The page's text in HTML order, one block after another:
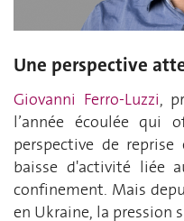
Une perspective
Giovanni Ferro-Luzzi,
l’année écoulée qui
perspective de
baisse d'activité liée
confinement. Mais
en Ukraine, la pression